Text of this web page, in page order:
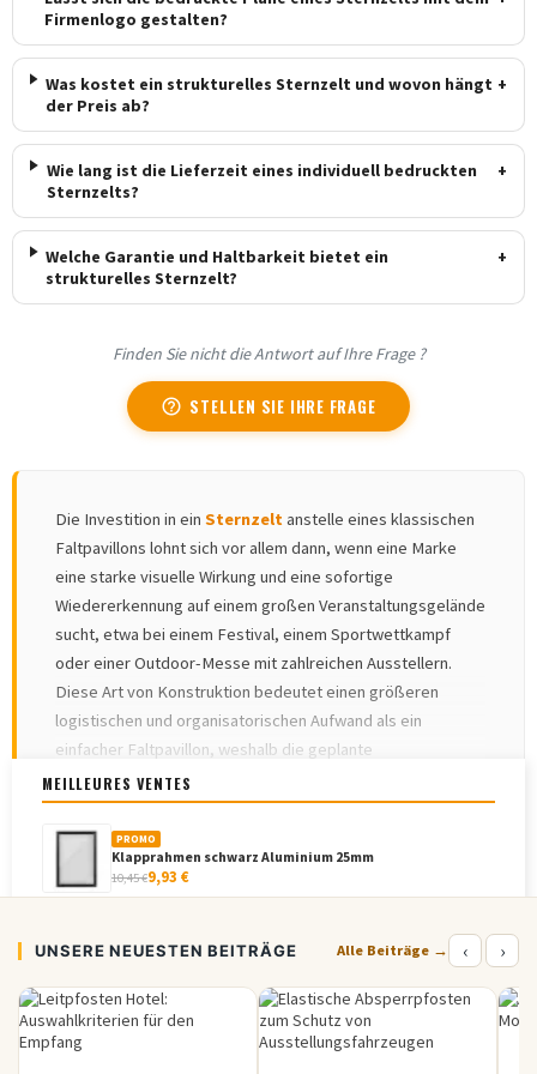
Firmenlogo gestalten?
Was kostet ein strukturelles Sternzelt und wovon hängt
der Preis ab?
+
Wie lang ist die Lieferzeit eines individuell bedruckten
Sternzelts?
+
Welche Garantie und Haltbarkeit bietet ein
strukturelles Sternzelt?
+
Finden Sie nicht die Antwort auf Ihre Frage ?
help_outline STELLEN SIE IHRE FRAGE
Die Investition in ein Sternzeltanstelle eines klassischen
Faltpavillons lohnt sich vor allem dann, wenn eine Marke
eine starke visuelle Wirkung und eine sofortige
Wiedererkennung auf einem großen Veranstaltungsgelände
sucht, etwa bei einem Festival, einem Sportwettkampf
oder einer Outdoor-Messe mit zahlreichen Ausstellern.
Diese Art von Konstruktion bedeutet einen größeren
logistischen und organisatorischen Aufwand als ein
einfacher Faltpavillon, weshalb die geplante
Nutzungshäufigkeit vor der Entscheidung sorgfältig
abgewogen werden sollte. Eine Marke, die mehrmals pro
Saison an Outdoor-Veranstaltungen teilnimmt, amortisiert
diese Investition durch die Wiederverwendung der
Konstruktion rasch, während ein einmaliger Einsatz eher für
Welches Format passt zur Größe der
Veranstaltung
Die Kapazität und der Platzbedarf des Sternzelts müssen
UNSERE NEUESTEN BEITRÄGE Alle Beiträge → ‹ ›
MEILLEURES VENTES
PROMO
Klapprahmen schwarz Aluminium 25mm
10,45 €9,93 €
Aluminium Klapprahmen wasserdicht mit...
Elastische Absperrkordel für LINE Potelet®...